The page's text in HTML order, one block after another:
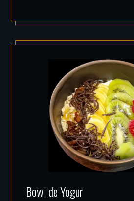
Bowl de Yogur